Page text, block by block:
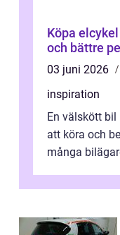
Köpa elcykel guide till smartare vardag
och bättre
03 juni 2026
inspiration
En välskött bil
att köra och
många